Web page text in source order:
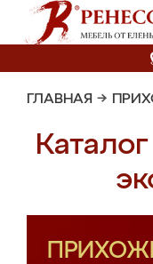
ГЛАВНАЯ →